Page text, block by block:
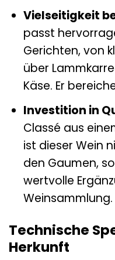
Vielseitigkeit
passt
Gerichten, von
über
Käse. Er
Investition in
Classé aus
ist dieser Wein
den Gaumen,
wertvolle
Weinsammlung.
Technische
Herkunft